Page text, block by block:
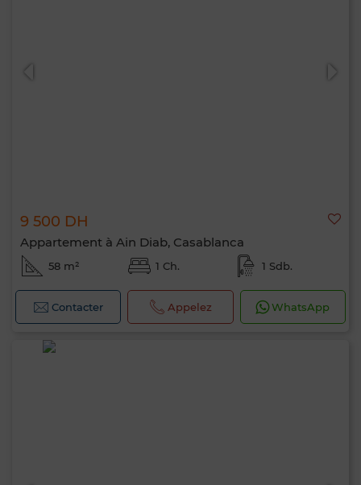
9 500 DH
Appartement à Ain Diab, Casablanca
58 m² 1 Ch. 1 Sdb.
Contacter Appelez WhatsApp